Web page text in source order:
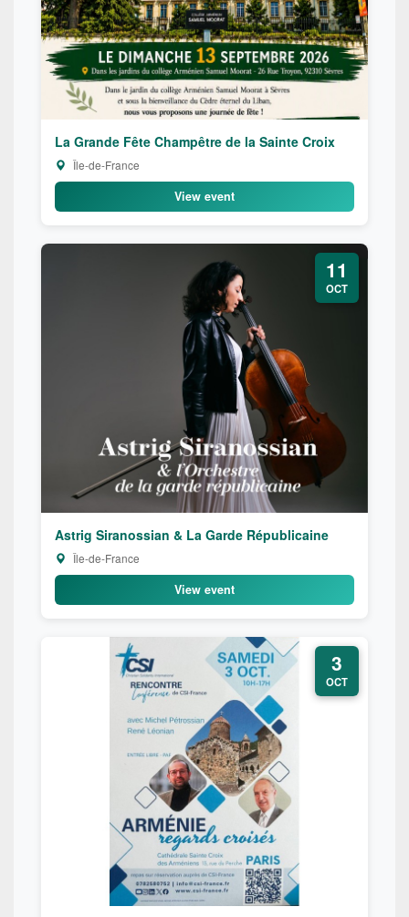
La Grande Fête Champêtre de la Sainte Croix
Île-de-France
View event
11
OCT
Astrig Siranossian & La Garde Républicaine
Île-de-France
View event
3
OCT